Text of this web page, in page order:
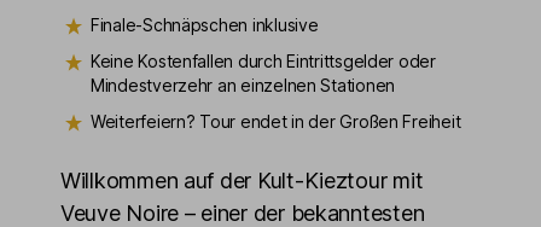
Finale-Schnäpschen inklusive
Keine Kostenfallen durch Eintrittsgelder oder
Mindestverzehr an einzelnen Stationen
Weiterfeiern? Tour endet in der Großen Freiheit
Willkommen auf der Kult-Kieztour mit
Veuve Noire – einer der bekanntesten